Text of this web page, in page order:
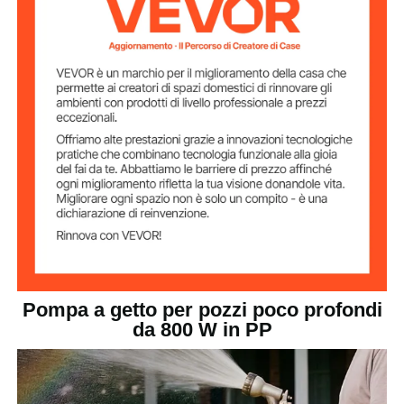
Portata massima 3300 L/h / 872 GPH
di sollevamento
44 m / 144,36 piedi
Diametro di
pompa
G 1,0 pollici
Diametro di uscita
della pompa
G 1,0 pollici
Pompa a getto per pozzi poco profondi
da 800 W in PP